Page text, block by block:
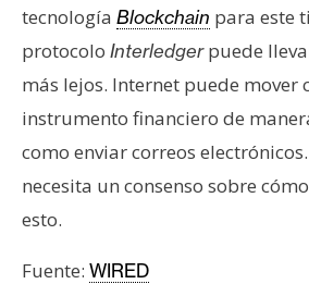
tecnología Blockchain para este
protocolo Interledgerpuede
más lejos. Internet puede mover
instrumento financiero de
como enviar correos electrónicos.
necesita un consenso sobre
esto.
Fuente: WIRED